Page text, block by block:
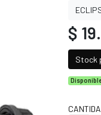
$
Stock